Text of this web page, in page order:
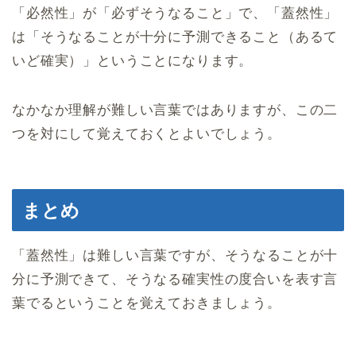
「必然性」が「必ずそうなること」で、「蓋然性」
は「そうなることが十分に予測できること（あるて
いど確実）」ということになります。
なかなか理解が難しい言葉ではありますが、この二
つを対にして覚えておくとよいでしょう。
まとめ
「蓋然性」は難しい言葉ですが、そうなることが十
分に予測できて、そうなる確実性の度合いを表す言
葉でるということを覚えておきましょう。